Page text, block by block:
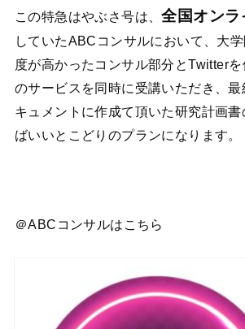
この特急はやぶさ号は、全国オンラ
していたABCコンサルにおいて、大
度が高かったコンサル部分とTwitter
のサービスを同時に受講いただき、
キュメントに作成て頂いた研究計画
ばいいとこどりのプランになります。
＠ABCコンサルはこちら